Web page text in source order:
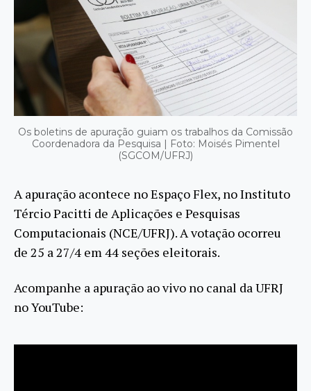
Os boletins de apuração guiam os trabalhos da Comissão
Coordenadora da Pesquisa | Foto: Moisés Pimentel
(SGCOM/UFRJ)
A apuração acontece no Espaço Flex, no Instituto
Tércio Pacitti de Aplicações e Pesquisas
Computacionais (NCE/UFRJ). A votação ocorreu
de 25 a 27/4 em 44 seções eleitorais.
Acompanhe a apuração ao vivo no canal da UFRJ
no YouTube: